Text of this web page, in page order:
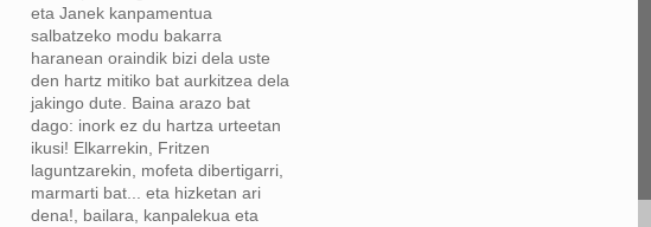
eta Janek kanpamentua
salbatzeko modu bakarra
haranean oraindik bizi dela uste
den hartz mitiko bat aurkitzea dela
jakingo dute. Baina arazo bat
dago: inork ez du hartza urteetan
ikusi! Elkarrekin, Fritzen
laguntzarekin, mofeta dibertigarri,
marmarti bat... eta hizketan ari
dena!, bailara, kanpalekua eta